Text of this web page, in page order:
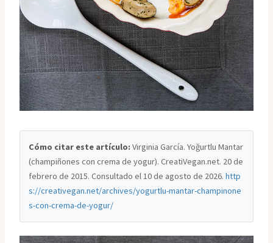
Cómo citar este artículo: Virginia García. Yoğurtlu Mantar
(champiñones con crema de yogur). CreatiVegan.net. 20 de
febrero de 2015. Consultado el10 de agosto de 2026.http
s://creativegan.net/archives/yogurtlu-mantar-champinone
s-con-crema-de-yogur/